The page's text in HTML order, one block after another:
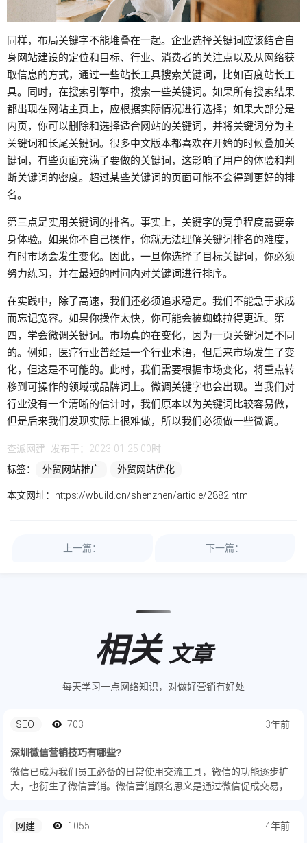
同样，布局关键字不能堆叠在一起。企业选择关键词应该结合自
身网站建设的定位和目标、行业、消费者的关注点以及从网络获
取信息的方式，通过一些站长工具搜索关键词，比如百度站长工
具。同时，在搜索引擎中，搜索一些关键词。如果所有搜索结果
都出现在网站主页上，应根据实际情况进行选择；如果大部分是
内页，你可以删除和选择适合网站的关键词，并将关键词分为主
关键词和长尾关键词。很多中文版本都喜欢在开始的时候叠加关
键词，有些页面充满了要做的关键词，这影响了用户的体验和判
断关键词的密度。超过某些关键词的页面可能不会得到更好的排
名。
第三点是实用关键词的排名。事实上，关键字的竞争程度需要亲
身体验。如果你不自己操作，你就无法理解关键词排名的难度，
有时市场会发生变化。因此，一旦你选择了目标关键词，你必须
努力练习，并在最短的时间内对关键词进行排序。
在实践中，除了高速，我们还必须追求稳定。我们不能急于求成
而忘记宽容。如果你操作太快，你可能会被蜘蛛拉得更近。第
四，学会微调关键词。市场真的在变化，因为一页关键词是不同
的。例如，医疗行业曾经是一个行业术语，但后来市场发生了变
化，但这是不可能的。此时，我们需要根据市场变化，将重点转
移到可操作的领域或品牌词上。微调关键字也会出现。当我们对
行业没有一个清晰的估计时，我们原本以为关键词比较容易做，
但是后来我们发现实际上很难做，所以我们必须做一些微调。
查派网建
发布于：2023-01-25 00时
标签：
外贸网站推广 外贸网站优化
本文网址： https://wbuild.cn/shenzhen/article/2882.html
上一篇： 下一篇：
相关 文章
每天学习一点网络知识，对做好营销有好处
SEO 703 3年前
深圳微信营销技巧有哪些?
微信已成为我们员工必备的日常使用交流工具，微信的功能逐步扩
大，也衍生了微信营销。微信营销顾名思义是通过微信促成交易，
都是通过...
网建 1055 4年前